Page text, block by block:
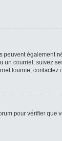
peuvent également
un courriel, suivez
fournie, contactez
pour vérifier que